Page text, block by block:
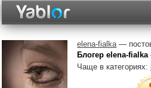
Неделя
Месяц
elena-fialka—
Блогер elena-
Чаще в категориях: